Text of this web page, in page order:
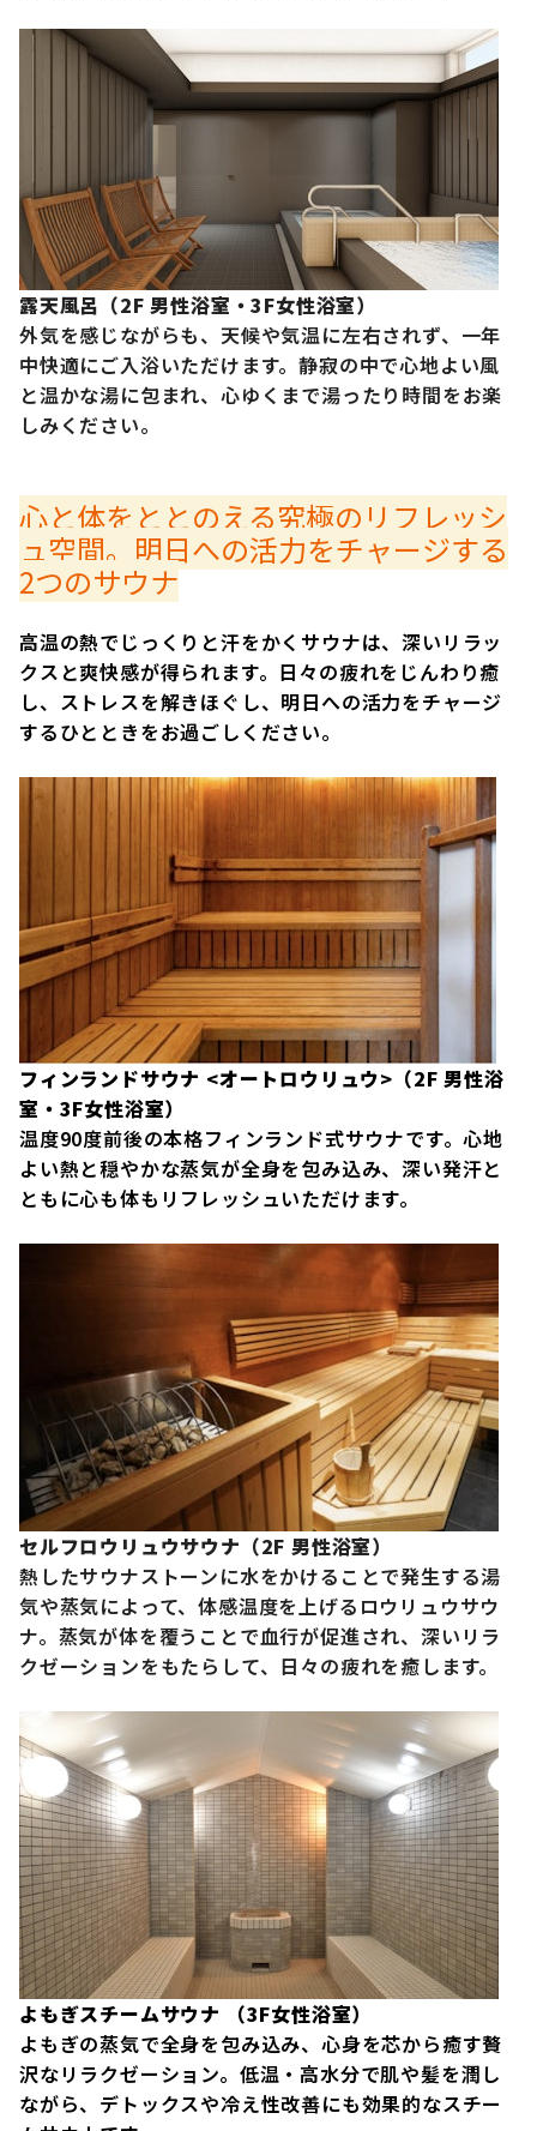
露天風呂（2F 男性浴室・3F女性浴室）
外気を感じながらも、天候や気温に左右されず、一年
中快適にご入浴いただけます。静寂の中で心地よい風
と温かな湯に包まれ、心ゆくまで湯ったり時間をお楽
しみください。
心と体をととのえる究極のリフレッシ
ュ空間。明日への活力をチャージする
2つのサウナ
高温の熱でじっくりと汗をかくサウナは、深いリラッ
クスと爽快感が得られます。日々の疲れをじんわり癒
し、ストレスを解きほぐし、明日への活力をチャージ
するひとときをお過ごしください。
フィンランドサウナ <オートロウリュウ>（2F 男性浴
室・3F女性浴室）
温度90度前後の本格フィンランド式サウナです。心地
よい熱と穏やかな蒸気が全身を包み込み、深い発汗と
ともに心も体もリフレッシュいただけます。
セルフロウリュウサウナ（2F 男性浴室）
熱したサウナストーンに水をかけることで発生する湯
気や蒸気によって、体感温度を上げるロウリュウサウ
ナ。蒸気が体を覆うことで血行が促進され、深いリラ
クゼーションをもたらして、日々の疲れを癒します。
よもぎスチームサウナ （3F女性浴室）
よもぎの蒸気で全身を包み込み、心身を芯から癒す贅
沢なリラクゼーション。低温・高水分で肌や髪を潤し
ながら、デトックスや冷え性改善にも効果的なスチー